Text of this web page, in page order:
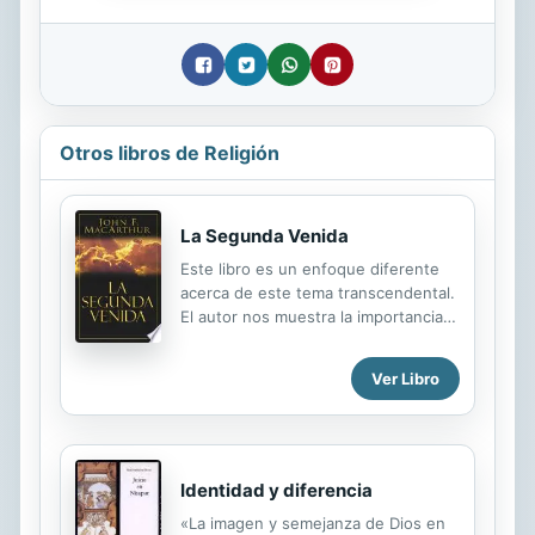
Otros libros de Religión
La Segunda Venida
Este libro es un enfoque diferente
acerca de este tema transcendental.
El autor nos muestra la importancia
y prepararnos para la venida de
Ver Libro
Identidad y diferencia
«La imagen y semejanza de Dios en